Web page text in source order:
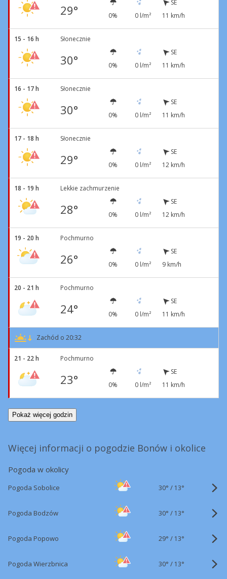
29° 0% 0 l/m²
SE
11 km/h
15 - 16 h Słonecznie
30° 0% 0 l/m²
SE
11 km/h
16 - 17 h Słonecznie
30° 0% 0 l/m²
SE
11 km/h
17 - 18 h Słonecznie
29° 0% 0 l/m²
SE
12 km/h
18 - 19 h Lekkie zachmurzenie
28° 0% 0 l/m²
SE
12 km/h
19 - 20 h Pochmurno
26° 0% 0 l/m²
SE
9 km/h
20 - 21 h Pochmurno
24° 0% 0 l/m²
SE
11 km/h
Zachód o 20:32
21 - 22 h Pochmurno
23° 0% 0 l/m²
SE
11 km/h
Pokaż więcej godzin
Więcej informacji o pogodzie Bonów i okolice
Pogoda w okolicy
Pogoda Sobolice 30° / 13°
Pogoda Bodzów 30° / 13°
Pogoda Popowo 29° / 13°
Pogoda Wierzbnica 30° / 13°